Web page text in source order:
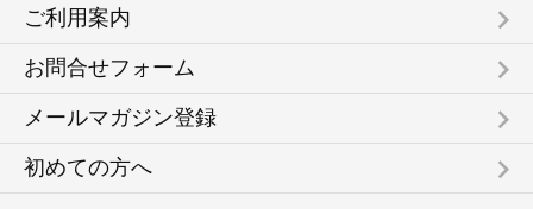
ご利用案内 keyboard_arrow_right
お問合せフォーム keyboard_arrow_right
メールマガジン登録 keyboard_arrow_right
初めての方へ keyboard_arrow_right